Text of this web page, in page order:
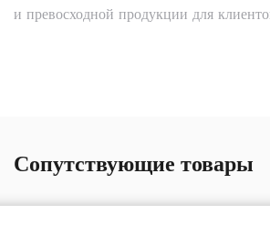
и превосходной продукции для
Сопутствующие товары